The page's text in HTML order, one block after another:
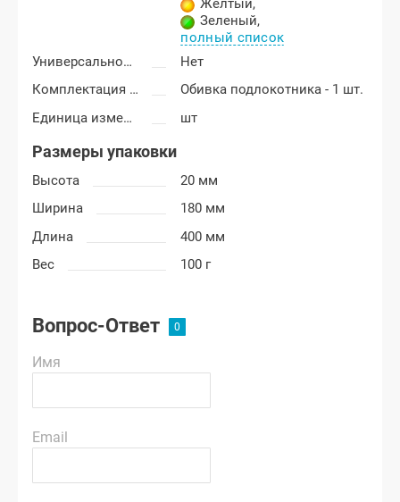
Желтый,
Зеленый,
полный список
Универсальность подлокотника
Нет
Комплектация подлокотника
Обивка подлокотника - 1 шт.
Единица измерения
шт
Размеры упаковки
Высота
20 мм
Ширина
180 мм
Длина
400 мм
Вес
100 г
Вопрос-Ответ
Имя
Email